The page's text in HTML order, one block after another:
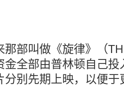
那部叫做《旋律》（
金全部由普林顿自己
分别先期上映，以便